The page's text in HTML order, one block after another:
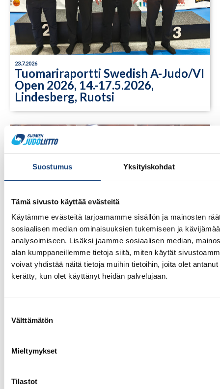
Suostumus Yksityiskohdat
Tämä sivusto käyttää evästeitä
Käytämme evästeitä tarjoamamme sisällön ja mainosten
sosiaalisen median ominaisuuksien tukemiseen ja
analysoimiseen. Lisäksi jaamme sosiaalisen median,
alan kumppaneillemme tietoja siitä, miten käytät
voivat yhdistää näitä tietoja muihin tietoihin, joita olet
kerätty, kun olet käyttänyt heidän palvelujaan.
valinta
Välttämätön
Mieltymykset
Tilastot
23.7.2026
Tuomariraportti Swedish A-Judo/VI
Open 2026, 14.-17.5.2026,
Lindesberg, Ruotsi
13.7.2026
Yksittäisiä otteluvoittoja Paksin
alle 21-vuotiaiden European